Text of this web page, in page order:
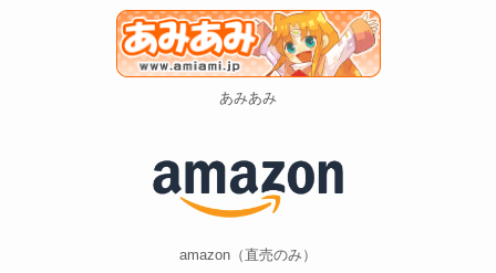
あみあみ
amazon（直売のみ）